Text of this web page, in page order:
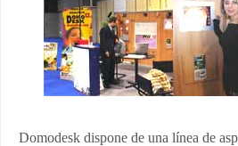
Domodesk dispone de una línea de